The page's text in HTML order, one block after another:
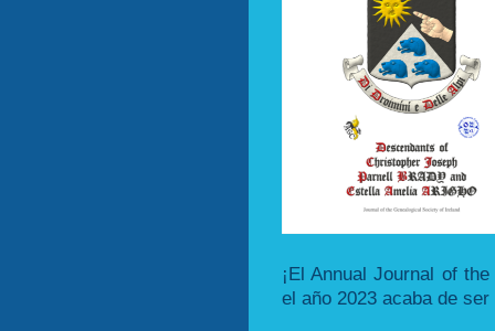
¡El Annual Journal of
el año 2023 acaba de